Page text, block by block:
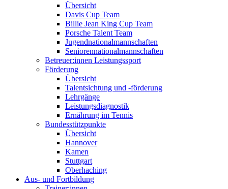
Übersicht
Davis Cup Team
Billie Jean King Cup Team
Porsche Talent Team
Jugendnationalmannschaften
Seniorennationalmannschaften
Betreuer:innen Leistungssport
Förderung
Übersicht
Talentsichtung und -förderung
Lehrgänge
Leistungsdiagnostik
Ernährung im Tennis
Bundesstützpunkte
Übersicht
Hannover
Kamen
Stuttgart
Oberhaching
Aus- und Fortbildung